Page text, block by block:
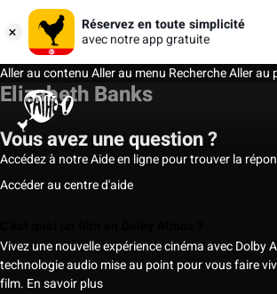
Réservez en toute simplicité
avec notre app gratuite
Aller au contenuAller au menu RechercheAller au
Elizabeth Banks
Vous avez une question ?
Accédez à notre Aide en ligne pour trouver la
Accéder au centre d'aide
Vivez une nouvelle expérience cinéma avec Dolby
technologie audio mise au point pour vous faire
film. En savoir plus